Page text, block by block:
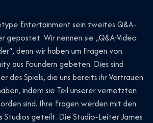
Entertainment sein zweites Q&A-
gepostet. Wir nennen sie „Q&A-Video
denn wir haben um Fragen von
aus Foundern gebeten. Dies sind
des Spiels, die uns bereits ihr Vertrauen
indem sie Teil unserer vernetzten
sind. Ihre Fragen werden mit den
Studios geteilt. Die Studio-Leiter James